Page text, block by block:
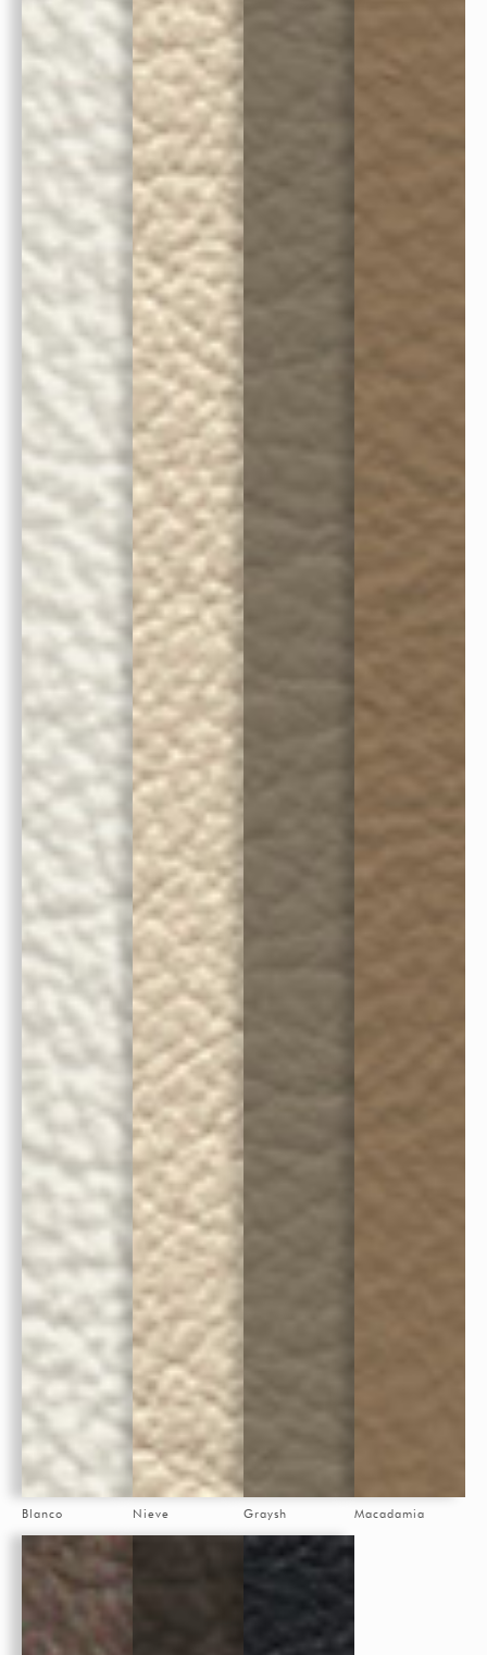
Blanco Nieve Graysh Macadamia